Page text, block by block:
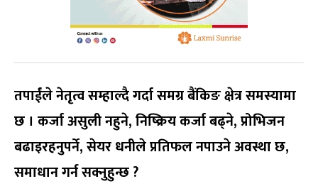
तपाईंले नेतृत्व सम्हाल्दै गर्दा समग्र बैंकिङ क्षेत्र समस्यामा
छ । कर्जा असुली नहुने, निष्क्रिय कर्जा बढ्ने, प्रोभिजन
बढाइरहनुपर्ने, सेयर धनीले प्रतिफल नपाउने अवस्था छ,
समाधान गर्न सक्नुहुन्छ ?